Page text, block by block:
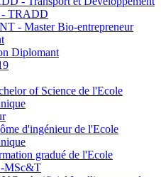
- TRADD
- Master Bio-entrepreneur
Diplomant
of Science de l'Ecole
d'ingénieur de l'Ecole
gradué de l'Ecole
-MSc&T